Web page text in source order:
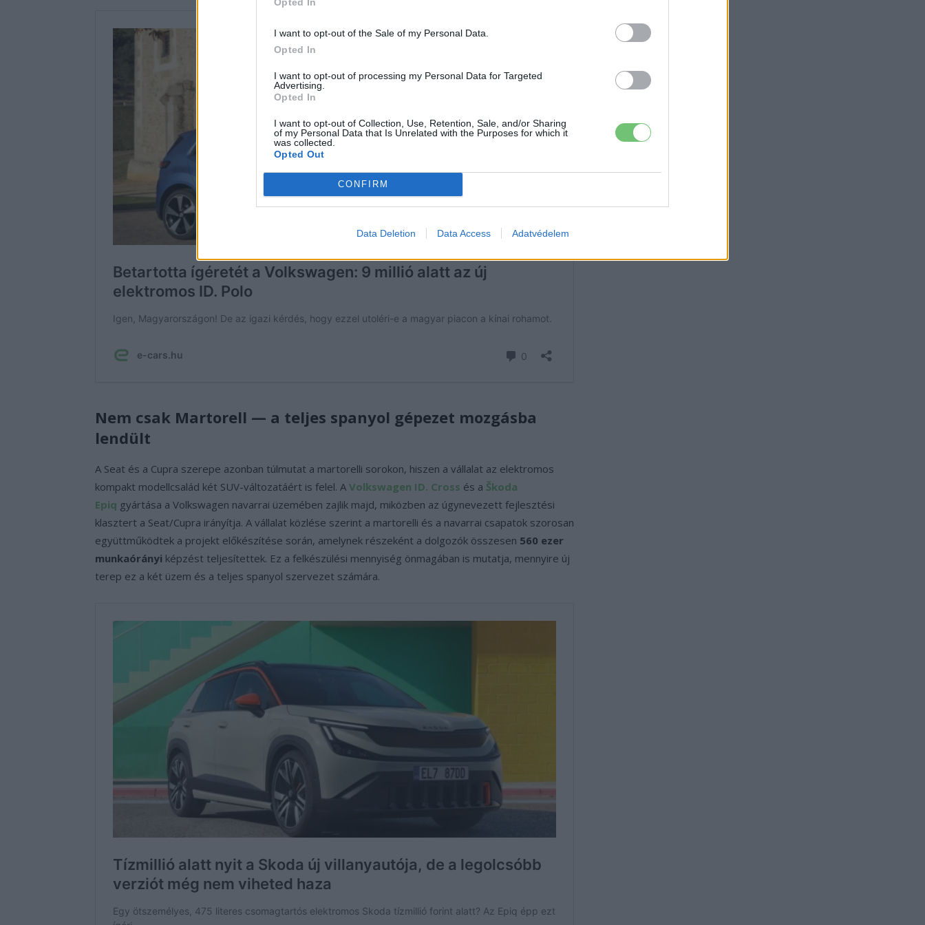
I want to opt-out of the Sale of my Personal Data.
Opted In
I want to opt-out of processing my Personal Data for Targeted
Advertising.
Opted In
I want to opt-out of Collection, Use, Retention, Sale, and/or Sharing
of my Personal Data that Is Unrelated with the Purposes for which it
was collected.
Opted Out
CONFIRM
Data Deletion Data Access Adatvédelem
Nem csak Martorell — a teljes spanyol gépezet mozgásba
lendült
A Seat és a Cupra szerepe azonban túlmutat a martorelli sorokon, hiszen a vállalat az elektromos
kompakt modellcsalád két SUV-változatáért is felel. A Volkswagen ID. Cross és a Škoda
Epiq gyártása a Volkswagen navarrai üzemében zajlik majd, miközben az úgynevezett fejlesztési
klasztert a Seat/Cupra irányítja. A vállalat közlése szerint a martorelli és a navarrai csapatok szorosan
együttműködtek a projekt előkészítése során, amelynek részeként a dolgozók összesen 560 ezer
munkaórányi képzést teljesítettek. Ez a felkészülési mennyiség önmagában is mutatja, mennyire új
terep ez a két üzem és a teljes spanyol szervezet számára.